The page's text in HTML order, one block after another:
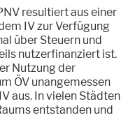
resultiert aus einer
IV zur Verfügung
über Steuern und
nutzerfinanziert ist.
Nutzung der
ÖV unangemessen
aus. In vielen Städten
entstanden und